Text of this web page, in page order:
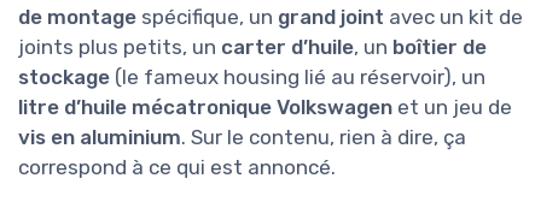
de montage spécifique, un grand joint avec un kit de
joints plus petits, un carter d’huile, un boîtier de
stockage (le fameux housing lié au réservoir), un
litre d’huile mécatronique Volkswagen et un jeu de
vis en aluminium. Sur le contenu, rien à dire, ça
correspond à ce qui est annoncé.